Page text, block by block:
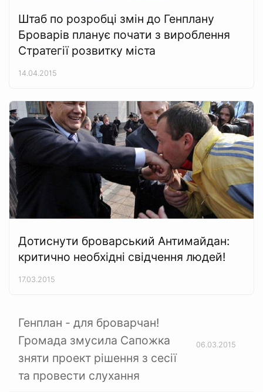
Штаб по розробці змін до Генплану
Броварів планує почати з вироблення
Стратегії розвитку міста
14.04.2015
Дотиснути броварський Антимайдан:
критично необхідні свідчення людей!
17.03.2015
Генплан - для броварчан!
Громада змусила Сапожка
зняти проект рішення з сесії
та провести слухання
06.03.2015